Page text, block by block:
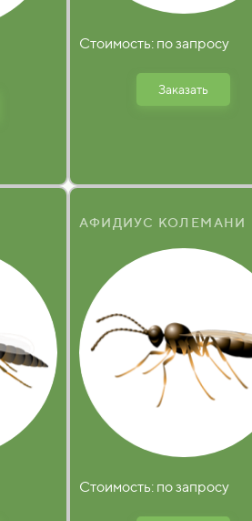
Стоимость: по запросу
Заказать
АФИДИУС КОЛЕМАНИ
Стоимость: по запросу